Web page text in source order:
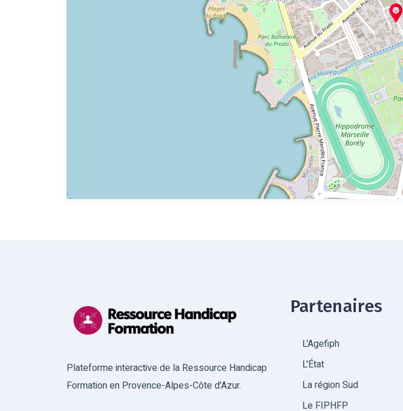
Plateforme interactive de la Ressource Handicap
Formation en Provence-Alpes-Côte d'Azur.
Partenaires
L'Agefiph
L'État
La région Sud
Le FIPHFP